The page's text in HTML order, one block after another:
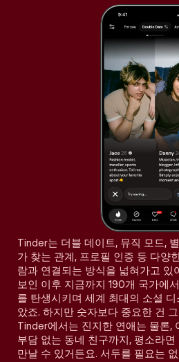
Tinder는 더블 데이트, 뮤직 모드,
가 찾는 관계, 프로필 인증 등 다양
람과 연결되는 방식을 넓혀가고 있
보인 이후 지금까지 190개 국가에
를 탄생시키며 세계 최대의 소셜
았죠. 하지만 숫자보다 중요한 건
Tinder에서는 진지한 연애는 물론,
부담 없는 동네 친구까지, 평소라
만날 수 있거든요. 서두를 필요는